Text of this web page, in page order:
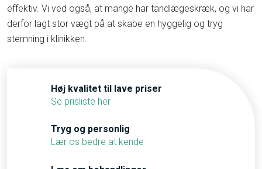
effektiv. Vi ved også, at mange har tandlægeskræk, og vi har
derfor lagt stor vægt på at skabe en hyggelig og tryg
stemning i klinikken.
​Høj kvalitet til lave priser
Se prisliste her
​Tryg og personlig
Lær os bedre at kende